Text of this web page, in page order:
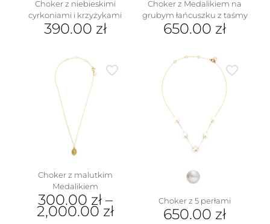
Choker z niebieskimi
cyrkoniami i krzyżykami
390.00 zł
Choker z Medalikiem na
grubym łańcuszku z taśmy
650.00 zł
Choker z malutkim
Medalikiem
300.00 zł–
2,000.00 zł
Choker z 5 perłami
650.00 zł